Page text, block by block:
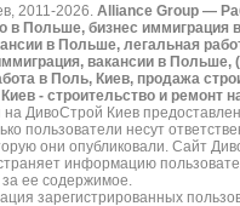
2011-2026. Alliance Group —
в Польше, бизнес иммиграция
в Польше, легальная
вакансии в Польше,
в Поль, Киев, продажа
- строительство и ремонт
ДивоСтрой Киев
пользователи несут
они опубликовали. Сайт
информацию
за ее содержимое.
зарегистрированных